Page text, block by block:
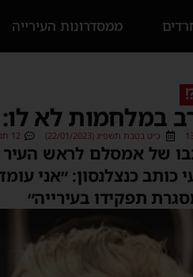
ממסדרונות העירייה
במלחמות לא לו:
כ״ט בטבת תשפ״ג (22/01/2023) 12 תגובות
של אמסלם לראש העיר
כותב כנצלנסון: ״אני
תפקידו בעירייה״